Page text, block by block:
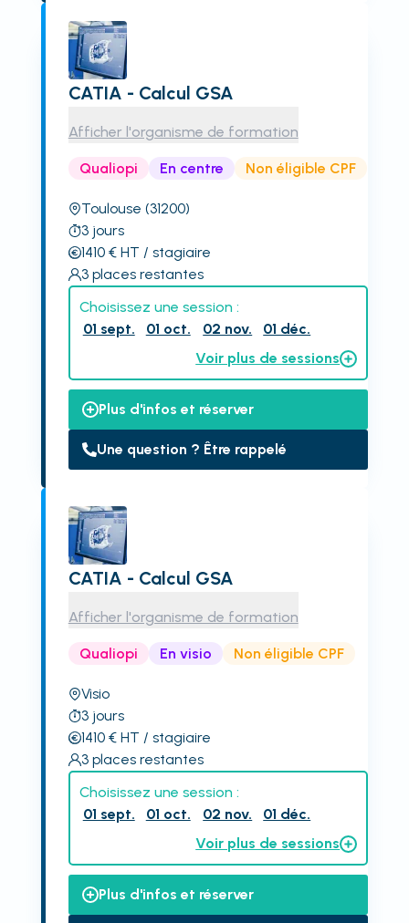
CATIA - Calcul GSA
Afficher l'organisme de formation
Qualiopi En centre Non éligible CPF
Toulouse (31200)
3 jours
1410€ HT / stagiaire
3 places restantes
Choisissez une session :
01 sept.
01 oct. 02 nov.
01 déc.
Voir plus de sessions
Plus d'infos et réserver
Une question ? Être rappelé
CATIA - Calcul GSA
Afficher l'organisme de formation
Qualiopi En visio Non éligible CPF
Visio
3 jours
1410€ HT / stagiaire
3 places restantes
Choisissez une session :
01 sept.
01 oct. 02 nov.
01 déc.
Voir plus de sessions
Plus d'infos et réserver